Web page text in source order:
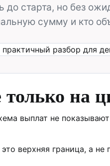
до старта, но без
сумму и кто
на
выплат не
верхняя граница, а не